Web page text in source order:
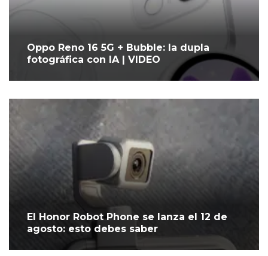
Oppo Reno 16 5G + Bubble: la dupla
fotográfica con IA | VIDEO
El Honor Robot Phone se lanza el 12 de
agosto: esto debes saber